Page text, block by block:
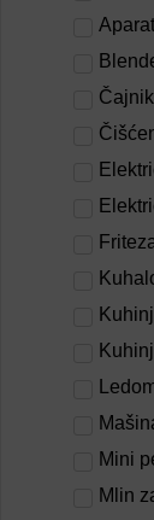
Čajnik
Mini
Mlin